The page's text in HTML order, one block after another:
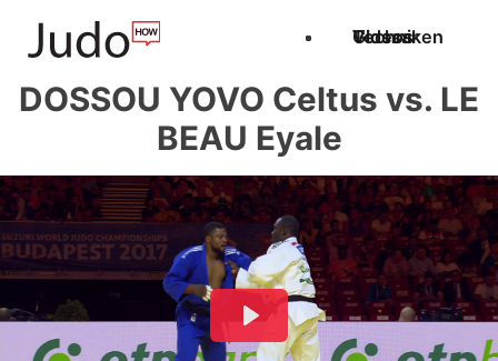
Techniken
Videos
Glossar
DOSSOU YOVO Celtus vs. LE
BEAU Eyale